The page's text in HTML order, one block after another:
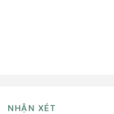
NHẬN XÉT